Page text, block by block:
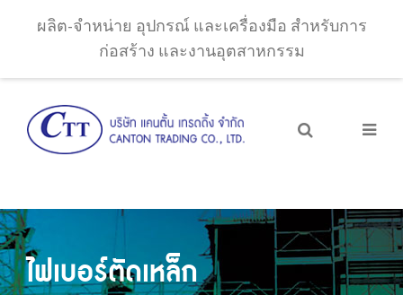
ผลิต-จำหน่าย อุปกรณ์ และเครื่องมือ สำหรับการ
ก่อสร้าง และงานอุตสาหกรรม
ไฟเบอร์ตัดเหล็ก